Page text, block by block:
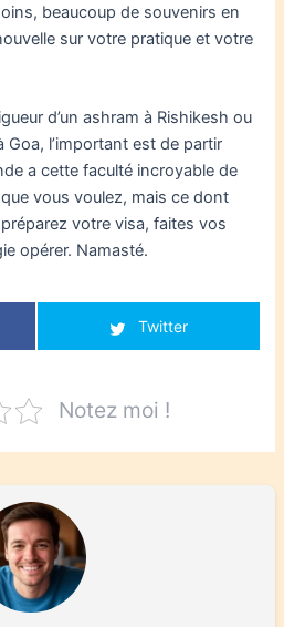
beaucoup de souvenirs en
sur votre pratique et votre
d’un ashram à Rishikesh ou
Goa, l’important est de partir
a cette faculté incroyable de
vous voulez, mais ce dont
votre visa, faites vos
opérer. Namasté.
Twitter
Notez moi !